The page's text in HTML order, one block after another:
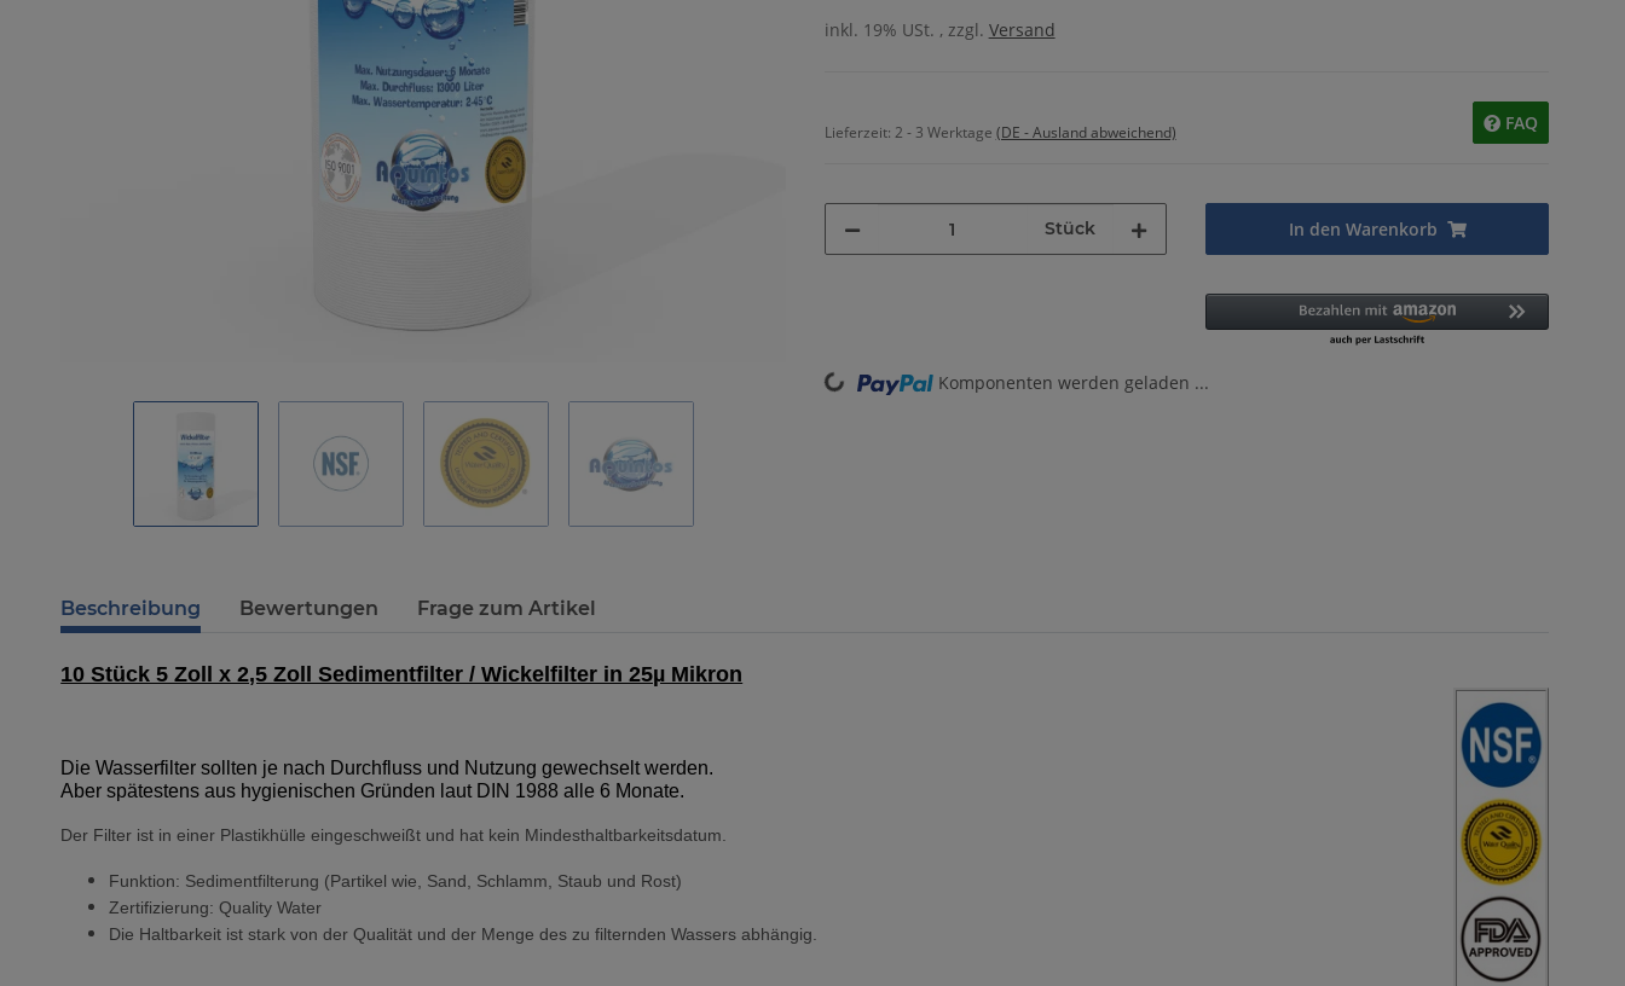
inkl. 19% USt. , zzgl. Versand
Lieferzeit: 2 - 3 Werktage (DE - Ausland abweichend) FAQ
Stück In den Warenkorb
Loading... Komponenten werden geladen ...
Beschreibung Bewertungen Frage zum Artikel
10 Stück 5 Zoll x 2,5 Zoll Sedimentfilter / Wickelfilter in 25µ Mikron
Die Wasserfilter sollten je nach Durchfluss und Nutzung gewechselt werden.
Aber spätestens aus hygienischen Gründen laut DIN 1988 alle 6 Monate.
Der Filter ist in einer Plastikhülle eingeschweißt und hat kein Mindesthaltbarkeitsdatum.
Funktion: Sedimentfilterung (Partikel wie, Sand, Schlamm, Staub und Rost)
Zertifizierung: Quality Water
Die Haltbarkeit ist stark von der Qualität und der Menge des zu filternden Wassers abhängig.